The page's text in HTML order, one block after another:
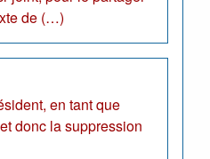
de (…)
en tant que
donc la suppression